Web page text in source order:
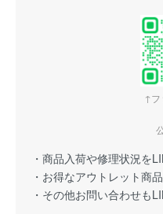
↑フ
・商品入荷や修理状況を
・お得なアウトレット商
・その他お問い合わせも